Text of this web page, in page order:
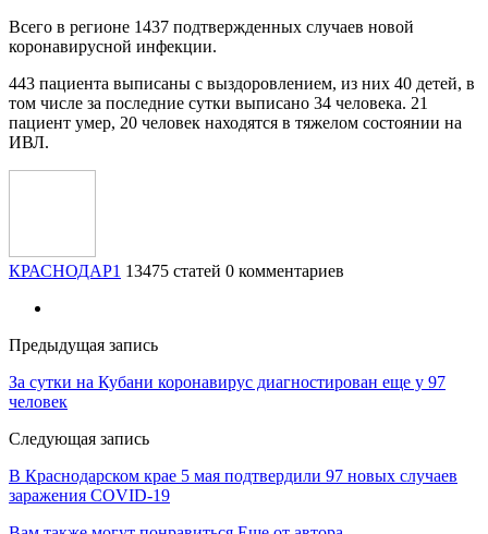
Всего в регионе 1437 подтвержденных случаев новой
коронавирусной инфекции.
443 пациента выписаны с выздоровлением, из них 40 детей, в
том числе за последние сутки выписано 34 человека. 21
пациент умер, 20 человек находятся в тяжелом состоянии на
ИВЛ.
КРАСНОДАР1 13475 статей 0 комментариев
Предыдущая запись
За сутки на Кубани коронавирус диагностирован еще у 97
человек
Следующая запись
В Краснодарском крае 5 мая подтвердили 97 новых случаев
заражения COVID-19